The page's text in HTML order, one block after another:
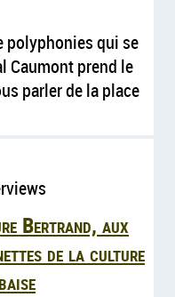
polyphonies qui se
Caumont prend le
parler de la place
Bertrand, aux
de la culture